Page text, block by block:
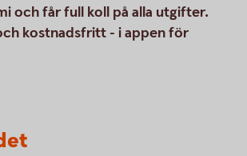
och får full koll på alla utgifter.
kostnadsfritt - i appen för